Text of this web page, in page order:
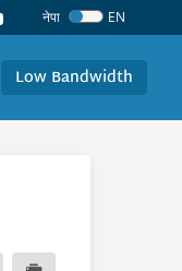
नेपा EN
Low Bandwidth